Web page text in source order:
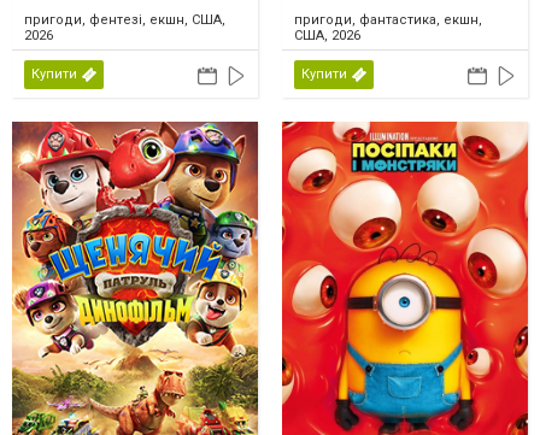
пригоди, фентезі, екшн, США,
2026
Купити
пригоди, фантастика, екшн,
США, 2026
Купити